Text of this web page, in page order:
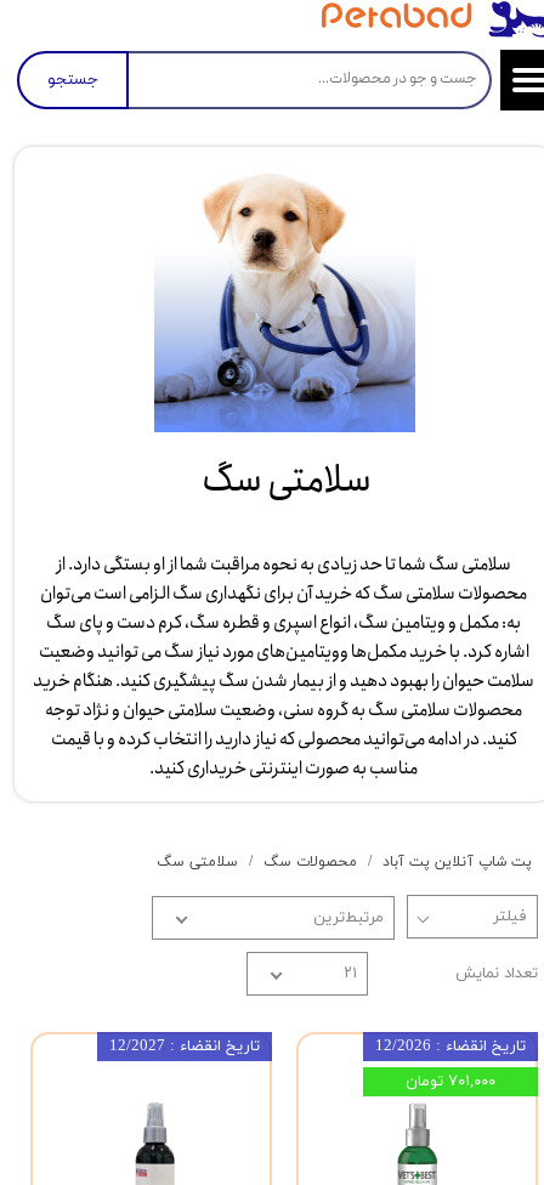
جستجو
سلامتی سگ
سلامتی سگ شما تا حد زیادی به نحوه مراقبت شما از او بستگی دارد. از
محصولات سلامتی سگ که خرید آن برای نگهداری سگ الزامی است می‌توان
به: مکمل و ویتامین سگ، انواع اسپری و قطره سگ، کرم دست و پای سگ
اشاره کرد. با خرید مکمل‌ها وویتامین‌های مورد نیاز سگ می توانید وضعیت
سلامت حیوان را بهبود دهید و از بیمار شدن سگ پیشگیری کنید. هنگام خرید
محصولات سلامتی سگ به گروه سنی، وضعیت سلامتی حیوان و نژاد توجه
کنید. در ادامه می‌توانید محصولی که نیاز دارید را انتخاب کرده و با قیمت
مناسب به صورت اینترنتی خریداری کنید.
پت شاپ آنلاین پت آباد محصولات سگ سلامتی سگ
مرتبط‌ترین
تعداد نمایش ۲۱
تاریخ انقضاء : 12/2026
۷۰۱,۰۰۰ تومان
تاریخ انقضاء : 12/2027